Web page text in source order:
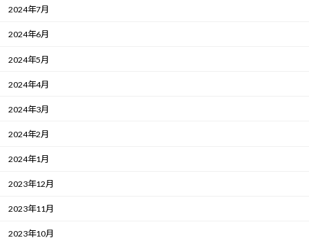
2024年7月
2024年6月
2024年5月
2024年4月
2024年3月
2024年2月
2024年1月
2023年12月
2023年11月
2023年10月